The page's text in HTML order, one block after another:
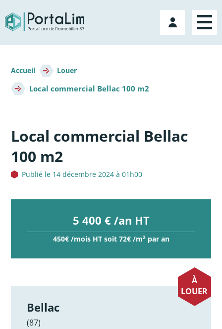
directement
au
contenu
Mon
compte
d'Ariane
Accueil Louer
Local commercial Bellac 100 m2
Local commercial Bellac
100 m2
Publié le 14 décembre 2024 à 01h00
5 400 € /an HT
450€ /mois HT soit 72€ /m2par an
À
LOUER
Bellac
(87)